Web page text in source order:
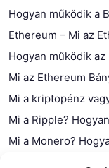
Hogyan működik a
Ethereum – Mi az
Hogyan működik az
Mi az Ethereum
Mi a kriptopénz
Mi a Ripple?
Mi a Monero?